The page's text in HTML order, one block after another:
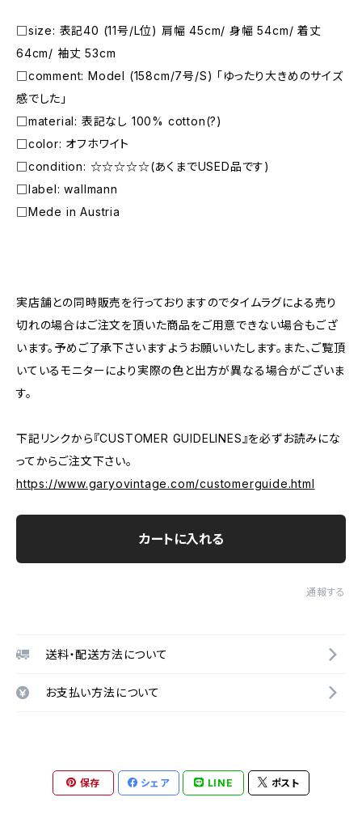
□size: 表記40 (11号/L位) 肩幅 45cm/ 身幅 54cm/ 着丈
64cm/ 袖丈 53cm
□comment: Model (158cm/7号/S) 「ゆったり大きめのサイズ
感でした」
□material: 表記なし 100% cotton(?)
□color: オフホワイト
□condition: ☆☆☆☆☆(あくまでUSED品です)
□label: wallmann
□Mede in Austria
実店舗との同時販売を行っておりますのでタイムラグによる売り
切れの場合はご注文を頂いた商品をご用意できない場合もござ
います。予めご了承下さいますようお願いいたします。また、ご覧頂
いているモニターにより実際の色と出方が異なる場合がございま
す。
下記リンクから『CUSTOMER GUIDELINES』を必ずお読みにな
ってからご注文下さい。
https://www.garyovintage.com/customerguide.html
カートに入れる
通報する
送料・配送方法について
お支払い方法について
保存 シェア LINE ポスト